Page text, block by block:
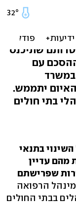
יבוטלו
שתיכנס
עם
יתממש.
בתי חולים
בתנאי
מהם עדיין
שפרישתם
מינהל הרפואה
בבתי החולים